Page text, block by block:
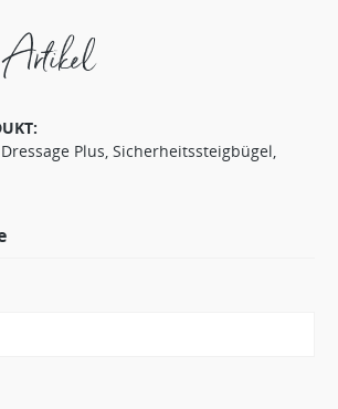
Artikel
Plus, Sicherheitssteigbügel,